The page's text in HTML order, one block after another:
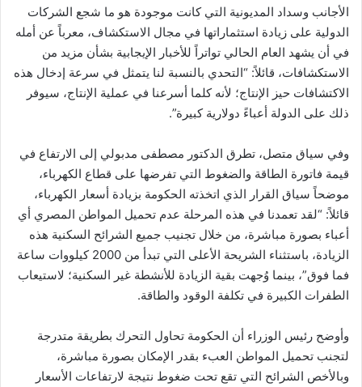
الأجانب وسداد المديونية التي كانت موجودة هو ما شجع الشركات
الدولية على زيادة استثماراتها في مجال الاستكشاف، معرباً عن أمله
في أن يشهد العام الحالي تواتراً للأخبار الإيجابية بشأن مزيد من
الاستكشافات، قائلاً: “التحدي بالنسبة لنا يتمثل في سرعة إدخال هذه
الاكتشافات حيز الإنتاج؛ لأنه كلما أسرعنا في عملية الإنتاج، سيوفر
ذلك على الدولة أعباءً دولارية كبيرة”.
وفي سياق متصل، تطرق الدكتور مصطفى مدبولي إلى الارتفاع في
قيمة فاتورة الطاقة والضغوط التي تفرضها على قطاع الكهرباء،
موضحاً سياق القرار الذي اتخذته الحكومة بزيادة أسعار الكهرباء،
قائلاً: “لقد تعمدنا في هذه المرحلة عدم تحميل المواطن المصري أي
أعباء بصورة مباشرة، من خلال تجنيب جميع الشرائح السكنية هذه
الزيادة، باستثناء الشريحة الأعلى التي تبدأ من 2000 كيلووات ساعة
فما فوق”، بينما وُجهت بقية الزيادة للأنشطة غير السكنية؛ لاستيعاب
الطفرات الكبيرة في تكلفة الوقود والطاقة.
وأوضح رئيس الوزراء أن الحكومة تحاول التحرك بطريقة متدرجة
لتجنب تحميل المواطن العبء بقدر الإمكان بصورة مباشرة،
وبالأخص الشرائح التي تقع تحت ضغوط نتيجة لارتفاعات الأسعار